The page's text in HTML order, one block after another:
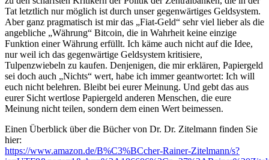
Tat letztlich nur möglich ist durch unser gegenwärtiges Geldsystem.
Aber ganz pragmatisch ist mir das „Fiat-Geld“ sehr viel lieber als die
angebliche „Währung“ Bitcoin, die in Wahrheit keine einzige
Funktion einer Währung erfüllt. Ich käme auch nicht auf die Idee,
nur weil ich das gegenwärtige Geldsystem kritisiere,
Tulpenzwiebeln zu kaufen. Denjenigen, die mir erklären, Papiergeld
sei doch auch „Nichts“ wert, habe ich immer geantwortet: Ich will
euch nicht belehren. Bleibt bei eurer Meinung. Und gebt das aus
eurer Sicht wertlose Papiergeld anderen Menschen, die eure
Meinung nicht teilen, sondern dem einen Wert beimessen.
Einen Überblick über die Bücher von Dr. Dr. Zitelmann finden Sie
hier:
https://www.amazon.de/B%C3%BCcher-Rainer-Zitelmann/s?